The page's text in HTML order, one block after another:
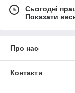
Сьогодні
Показати
Про нас
Контакти